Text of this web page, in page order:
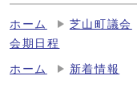
ホーム 芝山町議会
会期日程
ホーム 新着情報